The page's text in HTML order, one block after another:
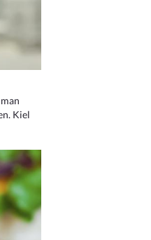
Kiel